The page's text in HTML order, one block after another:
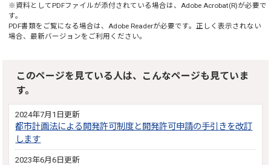
※資料としてPDFファイルが添付されている場合は、 Adobe Acrobat(R)が必要で
す。
PDF書類をご覧になる場合は、 Adobe Readerが必要です。正しく表示されない
場合、最新バージョンをご利用ください。
このページを見ている人は、こんなページも見ていま
す。
2024年7月1日更新
都市計画法による開発許可制度と開発許可申請の手引きを改訂
します
2023年6月6日更新